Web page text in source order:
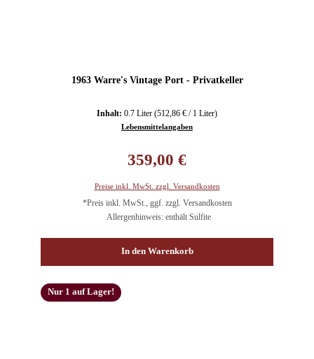
1963 Warre's Vintage Port - Privatkeller
Inhalt: 0.7 Liter (512,86 € / 1 Liter)
Lebensmittelangaben
359,00 €
Preise inkl. MwSt. zzgl. Versandkosten
*Preis inkl. MwSt., ggf. zzgl. Versandkosten
Allergenhinweis: enthält Sulfite
In den Warenkorb
Nur 1 auf Lager!